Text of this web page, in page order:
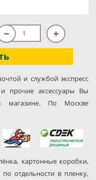
и службой экспресс
прочие аксессуары Вы
магазине. По Москве
картонные коробки,
отдельности в пленку,